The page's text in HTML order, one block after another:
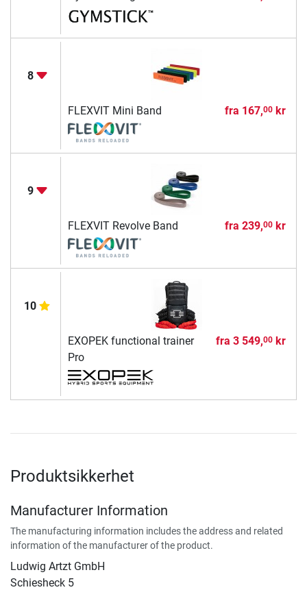
8
FLEXVIT Mini Band fra 167,00kr
9
FLEXVIT Revolve Band fra 239,00kr
10
EXOPEK functional trainer
Pro
fra 3 549,00kr
Produktsikkerhet
Manufacturer Information
The manufacturing information includes the address and related
information of the manufacturer of the product.
Ludwig Artzt GmbH
Schiesheck 5